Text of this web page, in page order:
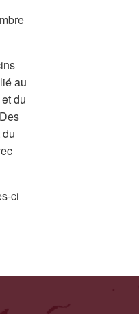
au
du
ci